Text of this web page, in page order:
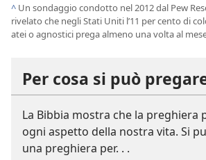
^ Un sondaggio condotto nel 2012 dal Pew
rivelato che negli Stati Uniti l’11 per cento di
atei o agnostici prega almeno una volta al
Per cosa si può
La Bibbia mostra che la preghiera
ogni aspetto della nostra vita. Si
una preghiera per. . .